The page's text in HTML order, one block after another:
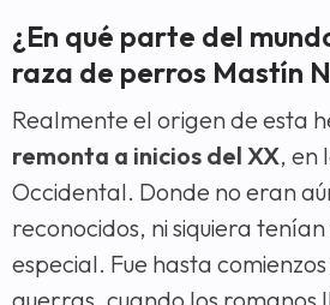
¿En qué parte del
raza de perros Mastín
Realmente el origen de esta
remonta a inicios del XX, en
Occidental. Donde no eran
reconocidos, ni siquiera
especial. Fue hasta